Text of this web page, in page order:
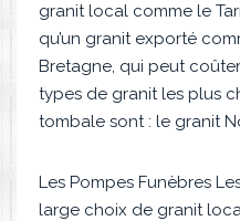
granit local comme le
qu’un granit exporté
Bretagne, qui peut
types de granit les plus
tombale sont : le granit
Les Pompes Funèbres
large choix de granit